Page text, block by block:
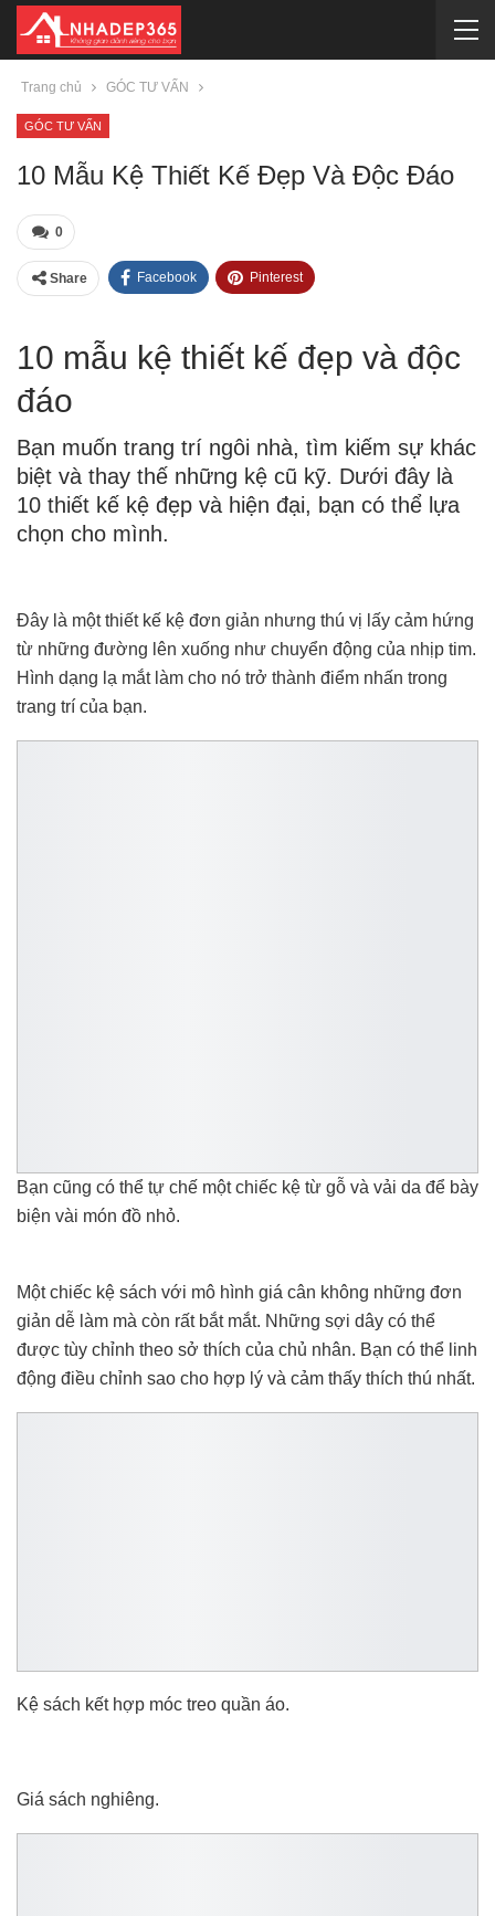
Trang chủ GÓC TƯ VẤN
GÓC TƯ VẤN
10 Mẫu Kệ Thiết Kế Đẹp Và Độc Đáo
0
Share Facebook Pinterest
10 mẫu kệ thiết kế đẹp và độc
đáo
Bạn muốn trang trí ngôi nhà, tìm kiếm sự khác
biệt và thay thế những kệ cũ kỹ. Dưới đây là
10 thiết kế kệ đẹp và hiện đại, bạn có thể lựa
chọn cho mình.
Đây là một thiết kế kệ đơn giản nhưng thú vị lấy cảm hứng
từ những đường lên xuống như chuyển động của nhịp tim.
Hình dạng lạ mắt làm cho nó trở thành điểm nhấn trong
trang trí của bạn.
Bạn cũng có thể tự chế một chiếc kệ từ gỗ và vải da để bày
biện vài món đồ nhỏ.
Một chiếc kệ sách với mô hình giá cân không những đơn
giản dễ làm mà còn rất bắt mắt. Những sợi dây có thể
được tùy chỉnh theo sở thích của chủ nhân. Bạn có thể linh
động điều chỉnh sao cho hợp lý và cảm thấy thích thú nhất.
Kệ sách kết hợp móc treo quần áo.
Giá sách nghiêng.